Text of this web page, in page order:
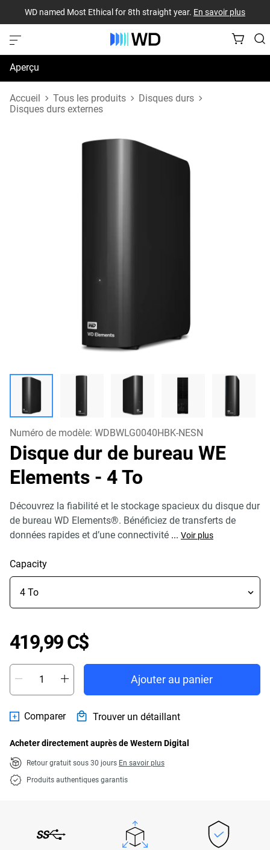
WD named Most Ethical for 8th straight year. En savoir plus
Aperçu
Caractéristiques techniques
Accueil Tous les produits
Disques durs
Disques durs externes
Numéro de modèle: WDBWLG0040HBK-NESN
Disque dur de bureau WE
Elements - 4 To
Découvrez la fiabilité et le stockage spacieux du disque dur
de bureau WD Elements®. Bénéficiez de transferts de
données rapides et d’une connectivité ... Voir plus
Capacity
419,99 C$Price 419,99 C$
Ajouter au panier
Comparer Trouver un détaillant
Acheter directement auprès de Western Digital
Retour gratuit sous 30 jours En savoir plus
Produits authentiques garantis